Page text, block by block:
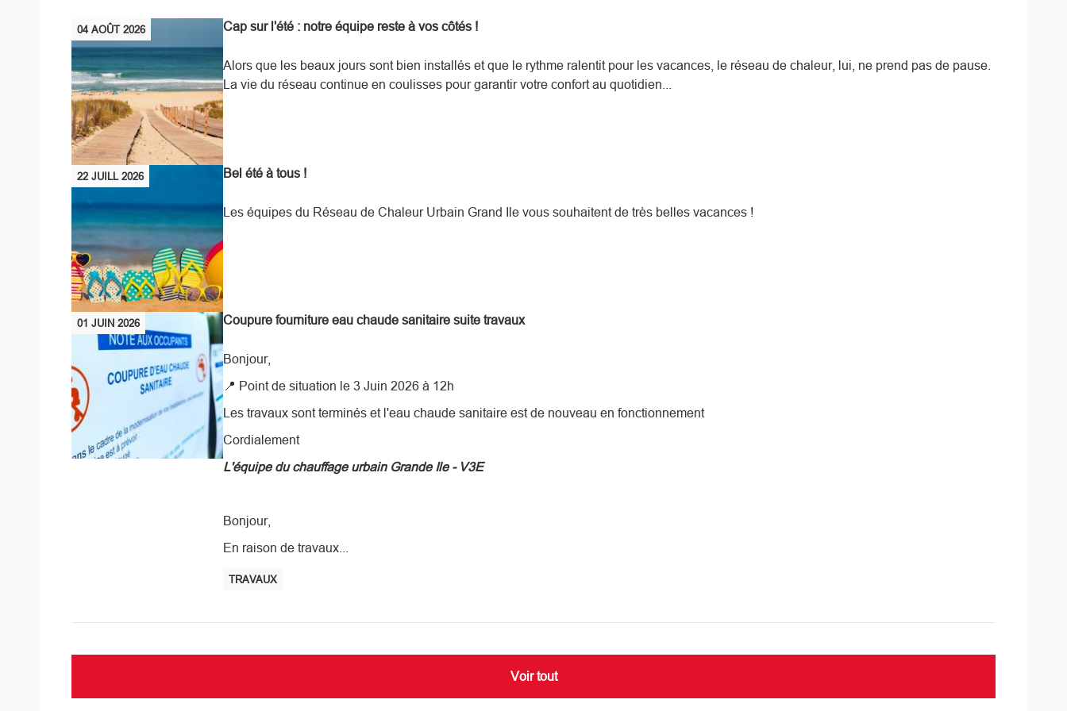
04AOÛT2026 Cap sur l'été : notre équipe reste à vos côtés !
Alors que les beaux jours sont bien installés et que le rythme ralentit pour les vacances, le réseau de chaleur, lui, ne prend pas de pause.
La vie du réseau continue en coulisses pour garantir votre confort au quotidien...
22 JUILL2026 Bel été à tous !
Les équipes du Réseau de Chaleur Urbain Grand Ile vous souhaitent de très belles vacances !
01 JUIN 2026 Coupure fourniture eau chaude sanitaire suite travaux
Bonjour,
📍 Point de situation le 3 Juin 2026 à 12h
Les travaux sont terminés et l'eau chaude sanitaire est de nouveau en fonctionnement
Cordialement
L'équipe du chauffage urbain Grande Ile - V3E
Bonjour,
En raison de travaux...
TRAVAUX
Voir tout